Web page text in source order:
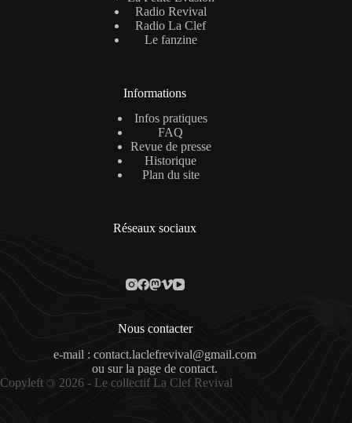
Radio Revival
Radio La Clef
Le fanzine
Informations
Infos pratiques
FAQ
Revue de presse
Historique
Plan du site
Réseaux sociaux
Nous contacter
e-mail : contact.laclefrevival@gmail.com
ou sur lapage de contact.
Copyleft © 2026 - Le collectif La Clef Revival